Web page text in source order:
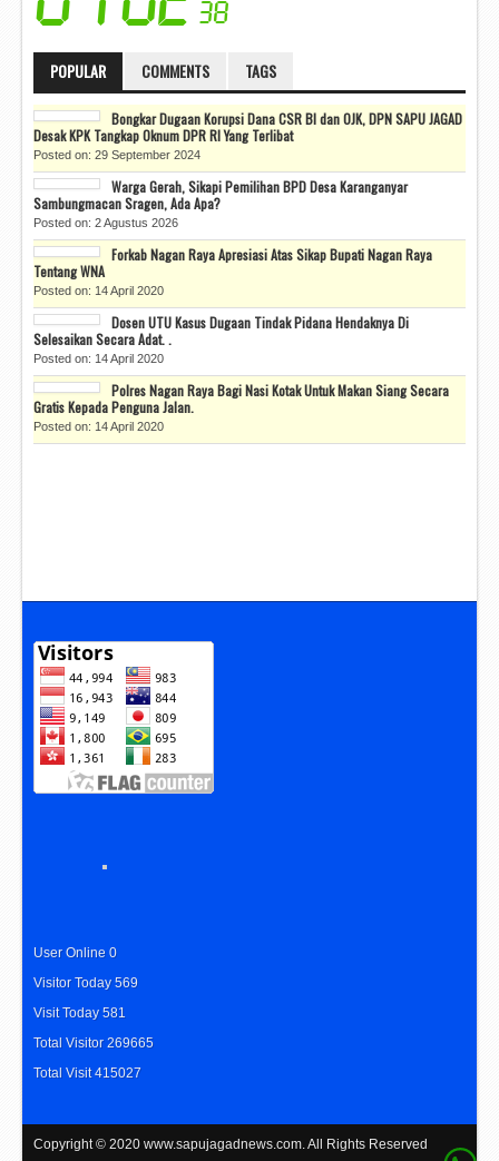
POPULAR COMMENTS TAGS
Bongkar Dugaan Korupsi Dana CSR BI dan OJK, DPN SAPU JAGAD
Desak KPK Tangkap Oknum DPR RI Yang Terlibat
Posted on: 29 September 2024
Warga Gerah, Sikapi Pemilihan BPD Desa Karanganyar
Sambungmacan Sragen, Ada Apa?
Posted on: 2 Agustus 2026
Forkab Nagan Raya Apresiasi Atas Sikap Bupati Nagan Raya
Tentang WNA
Posted on: 14 April 2020
Dosen UTU Kasus Dugaan Tindak Pidana Hendaknya Di
Selesaikan Secara Adat. .
Posted on: 14 April 2020
Polres Nagan Raya Bagi Nasi Kotak Untuk Makan Siang Secara
Gratis Kepada Penguna Jalan.
Posted on: 14 April 2020
User Online 0
Visitor Today 569
Visit Today 581
Total Visitor 269665
Total Visit 415027
Copyright © 2020 www.sapujagadnews.com. All Rights Reserved